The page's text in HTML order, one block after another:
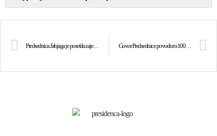
Predsednica Jahjaga je posetila zajednicu Hrvata u Janjevo Govor Predsednice povodom 100-obljetnice Skupštine Junika